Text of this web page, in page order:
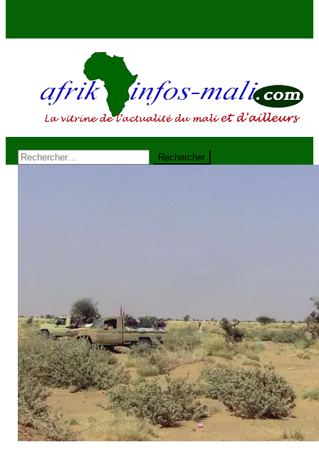
AFRIKINFOS MALI
La vitrine de l'actualité du Mali et d'ailleurs
Rechercher :